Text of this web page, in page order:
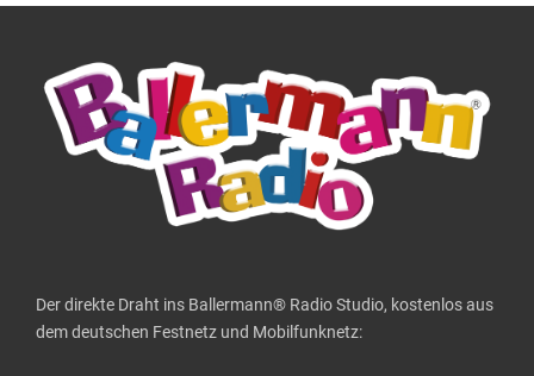
Der direkte Draht ins Ballermann® Radio Studio, kostenlos aus
dem deutschen Festnetz und Mobilfunknetz: